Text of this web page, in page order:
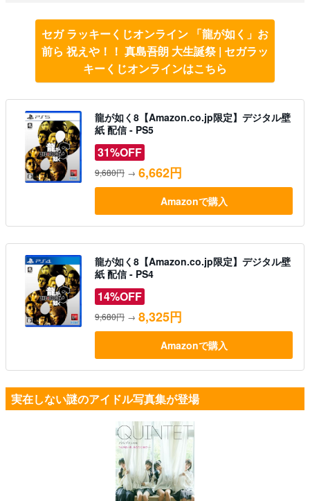
セガ ラッキーくじオンライン 「龍が如く」お
前ら 祝えや！！ 真島吾朗 大生誕祭 | セガラッ
キーくじオンラインはこちら
龍が如く8【Amazon.co.jp限定】デジタル壁
紙 配信 - PS5
31%OFF
9,680円 → 6,662円
Amazonで購入
龍が如く8【Amazon.co.jp限定】デジタル壁
紙 配信 - PS4
14%OFF
9,680円 → 8,325円
Amazonで購入
実在しない謎のアイドル写真集が登場